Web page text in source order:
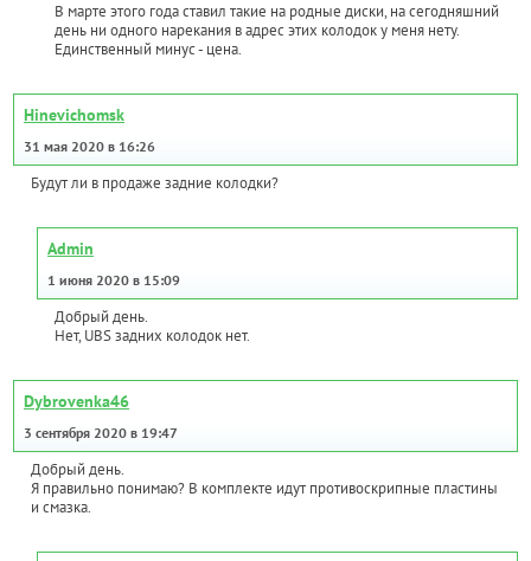
В марте этого года ставил такие на родные диски, на сегодняшний
день ни одного нарекания в адрес этих колодок у меня нету.
Единственный минус - цена.
Hinevichomsk
31 мая 2020 в 16:26
Будут ли в продаже задние колодки?
Admin
1 июня 2020 в 15:09
Добрый день.
Нет, UBS задних колодок нет.
Dybrovenka46
3 сентября 2020 в 19:47
Добрый день.
Я правильно понимаю? В комплекте идут противоскрипные пластины
и смазка.